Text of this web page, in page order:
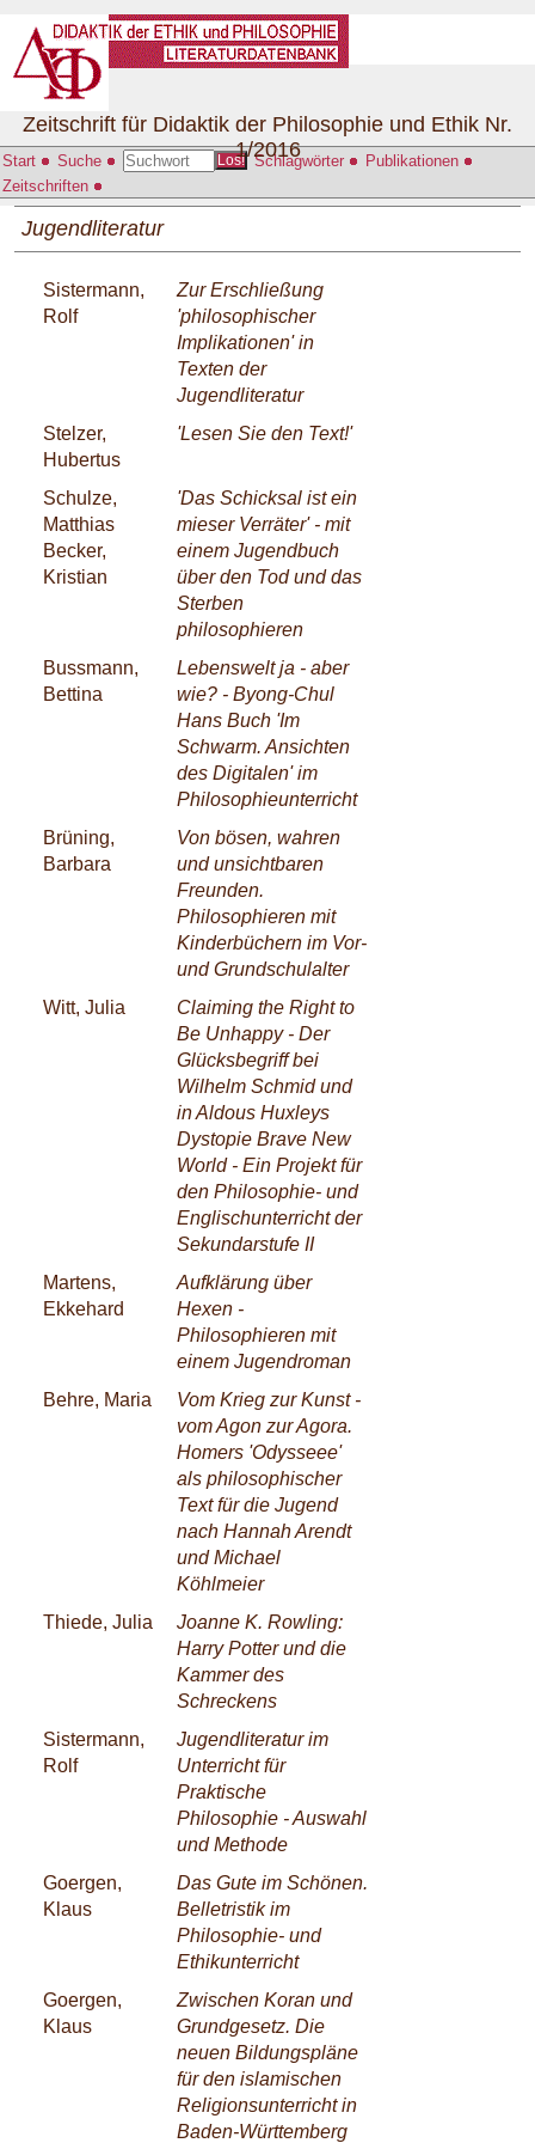
Start Suche Los! Schlagwörter
Publikationen
Zeitschriften
Zeitschrift für Didaktik der Philosophie und Ethik Nr.
1/2016
Jugendliteratur
Sistermann,
Rolf
Zur Erschließung
'philosophischer
Implikationen' in
Texten der
Jugendliteratur
Stelzer,
Hubertus
'Lesen Sie den Text!'
Schulze,
Matthias
Becker,
Kristian
'Das Schicksal ist ein
mieser Verräter' - mit
einem Jugendbuch
über den Tod und das
Sterben
philosophieren
Bussmann,
Bettina
Lebenswelt ja - aber
wie? - Byong-Chul
Hans Buch 'Im
Schwarm. Ansichten
des Digitalen' im
Philosophieunterricht
Brüning,
Barbara
Von bösen, wahren
und unsichtbaren
Freunden.
Philosophieren mit
Kinderbüchern im Vor-
und Grundschulalter
Witt, Julia
Claiming the Right to
Be Unhappy - Der
Glücksbegriff bei
Wilhelm Schmid und
in Aldous Huxleys
Dystopie Brave New
World - Ein Projekt für
den Philosophie- und
Englischunterricht der
Sekundarstufe II
Martens,
Ekkehard
Aufklärung über
Hexen -
Philosophieren mit
einem Jugendroman
Behre, Maria
Vom Krieg zur Kunst -
vom Agon zur Agora.
Homers 'Odysseee'
als philosophischer
Text für die Jugend
nach Hannah Arendt
und Michael
Köhlmeier
Thiede, Julia
Joanne K. Rowling:
Harry Potter und die
Kammer des
Schreckens
Sistermann,
Rolf
Jugendliteratur im
Unterricht für
Praktische
Philosophie - Auswahl
und Methode
Goergen,
Klaus
Das Gute im Schönen.
Belletristik im
Philosophie- und
Ethikunterricht
Goergen,
Klaus
Zwischen Koran und
Grundgesetz. Die
neuen Bildungspläne
für den islamischen
Religionsunterricht in
Baden-Württemberg